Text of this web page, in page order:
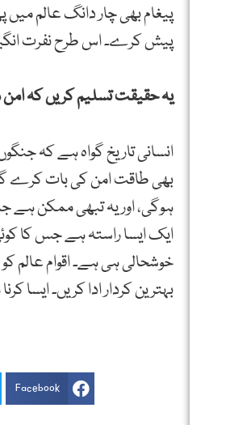
پیغام بھی چار دانگ عالم
پیش کرے۔ اس طرح نفرت انگیز
یہ حقیقت تسلیم کریں کہ
انسانی تاریخ گواہ ہے کہ
بھی طاقت امن کی بات کرے
ہوگی، اور یہ تبھی ممکن
ایک ایسا راستہ ہے جس کا
خوشحالی ہی ہے۔ اقوام عالم
بہترین کردار ادا کریں۔ ایسا
Facebook